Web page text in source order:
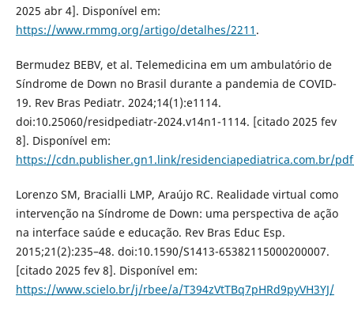
2025 abr 4]. Disponível em:
https://www.rmmg.org/artigo/detalhes/2211 .
Bermudez BEBV, et al. Telemedicina em um ambulatório de
Síndrome de Down no Brasil durante a pandemia de COVID-
19. Rev Bras Pediatr. 2024;14(1):e1114.
doi:10.25060/residpediatr-2024.v14n1-1114. [citado 2025 fev
8]. Disponível em:
https://cdn.publisher.gn1.link/residenciapediatrica.com.br/
Lorenzo SM, Bracialli LMP, Araújo RC. Realidade virtual como
intervenção na Síndrome de Down: uma perspectiva de ação
na interface saúde e educação. Rev Bras Educ Esp.
2015;21(2):235–48. doi:10.1590/S1413-65382115000200007.
[citado 2025 fev 8]. Disponível em:
https://www.scielo.br/j/rbee/a/T394zVtTBq7pHRd9pyVH3YJ/